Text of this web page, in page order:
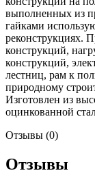
выполненных из
гайками
реконструкциях.
конструкций,
конструкций,
лестниц, рам к
природному
Изготовлен из
оцинкованной
Отзывы (0)
Отзывы